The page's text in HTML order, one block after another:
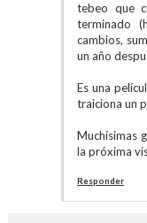
tebeo que
terminado
cambios,
un año
Es una
traiciona un
Muchísimas
la próxima
Responder